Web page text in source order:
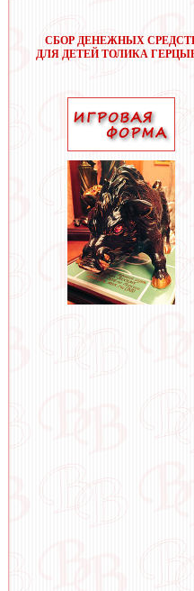
СБОР ДЕНЕЖНЫХ
ДЛЯ ДЕТЕЙ ТОЛИКА